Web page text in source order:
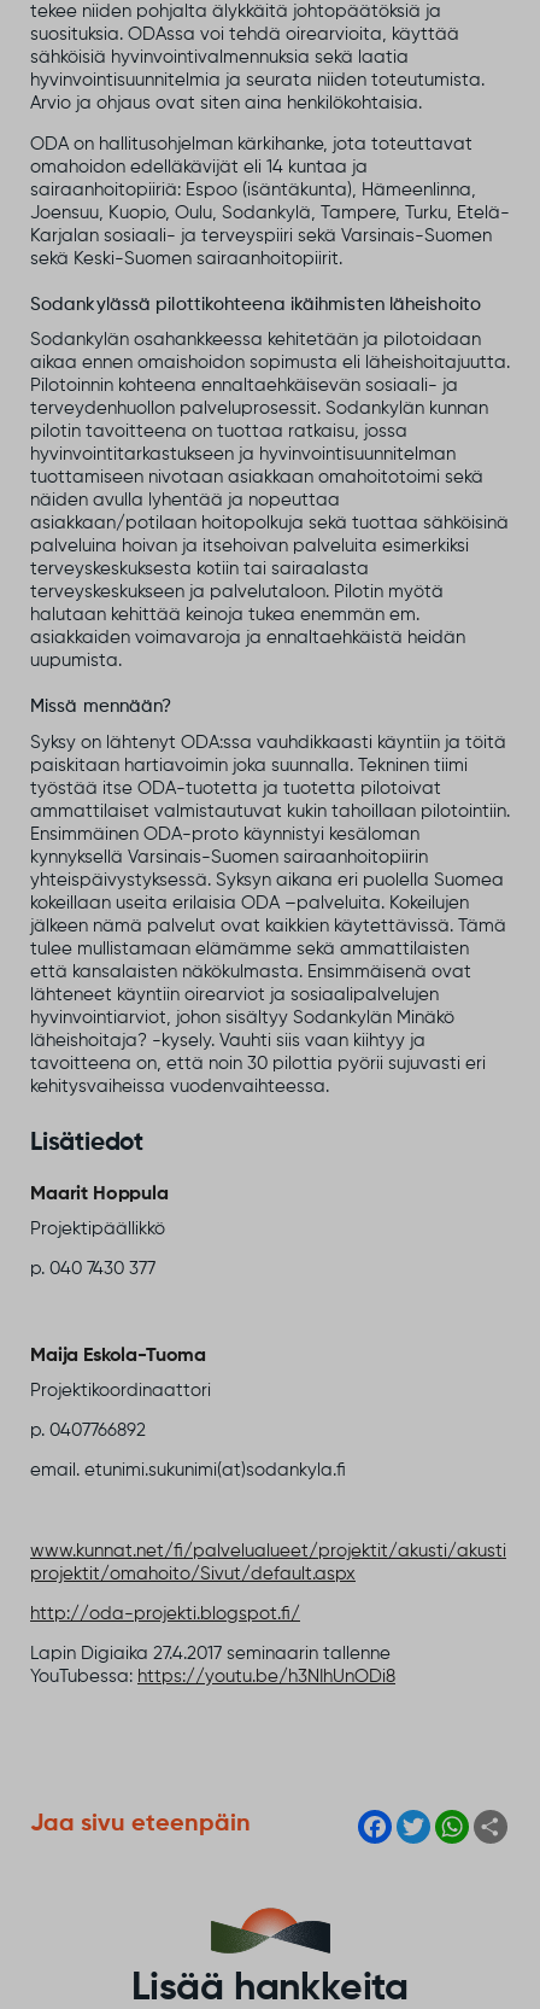
tekee niiden pohjalta älykkäitä johtopäätöksiä ja
suosituksia. ODAssa voi tehdä oirearvioita, käyttää
sähköisiä hyvinvointivalmennuksia sekä laatia
hyvinvointisuunnitelmia ja seurata niiden toteutumista.
Arvio ja ohjaus ovat siten aina henkilökohtaisia.
ODA on hallitusohjelman kärkihanke, jota toteuttavat
omahoidon edelläkävijät eli 14 kuntaa ja
sairaanhoitopiiriä: Espoo (isäntäkunta), Hämeenlinna,
Joensuu, Kuopio, Oulu, Sodankylä, Tampere, Turku, Etelä-
Karjalan sosiaali- ja terveyspiiri sekä Varsinais-Suomen
sekä Keski-Suomen sairaanhoitopiirit.
Sodankylässä pilottikohteena ikäihmisten läheishoito
Sodankylän osahankkeessa kehitetään ja pilotoidaan
aikaa ennen omaishoidon sopimusta eli läheishoitajuutta.
Pilotoinnin kohteena ennaltaehkäisevän sosiaali- ja
terveydenhuollon palveluprosessit. Sodankylän kunnan
pilotin tavoitteena on tuottaa ratkaisu, jossa
hyvinvointitarkastukseen ja hyvinvointisuunnitelman
tuottamiseen nivotaan asiakkaan omahoitotoimi sekä
näiden avulla lyhentää ja nopeuttaa
asiakkaan/potilaan hoitopolkuja sekä tuottaa sähköisinä
palveluina hoivan ja itsehoivan palveluita esimerkiksi
terveyskeskuksesta kotiin tai sairaalasta
terveyskeskukseen ja palvelutaloon. Pilotin myötä
halutaan kehittää keinoja tukea enemmän em.
asiakkaiden voimavaroja ja ennaltaehkäistä heidän
uupumista.
Missä mennään?
Syksy on lähtenyt ODA:ssa vauhdikkaasti käyntiin ja töitä
paiskitaan hartiavoimin joka suunnalla. Tekninen tiimi
työstää itse ODA-tuotetta ja tuotetta pilotoivat
ammattilaiset valmistautuvat kukin tahoillaan pilotointiin.
Ensimmäinen ODA-proto käynnistyi kesäloman
kynnyksellä Varsinais-Suomen sairaanhoitopiirin
yhteispäivystyksessä. Syksyn aikana eri puolella Suomea
kokeillaan useita erilaisia ODA –palveluita. Kokeilujen
jälkeen nämä palvelut ovat kaikkien käytettävissä. Tämä
tulee mullistamaan elämämme sekä ammattilaisten
että kansalaisten näkökulmasta. Ensimmäisenä ovat
lähteneet käyntiin oirearviot ja sosiaalipalvelujen
hyvinvointiarviot, johon sisältyy Sodankylän Minäkö
läheishoitaja? -kysely. Vauhti siis vaan kiihtyy ja
tavoitteena on, että noin 30 pilottia pyörii sujuvasti eri
kehitysvaiheissa vuodenvaihteessa.
Lisätiedot
Maarit Hoppula
Projektipäällikkö
p. 040 7430 377
Maija Eskola-Tuoma
Projektikoordinaattori
p. 0407766892
email. etunimi.sukunimi(at)sodankyla.fi
www.kunnat.net/fi/palvelualueet/projektit/akusti/akusti
projektit/omahoito/Sivut/default.aspx
http://oda-projekti.blogspot.fi/
Lapin Digiaika 27.4.2017 seminaarin tallenne
YouTubessa: https://youtu.be/h3NIhUnODi8
Jaa sivu eteenpäin
F
a
T
w
W
h
Lisää hankkeita